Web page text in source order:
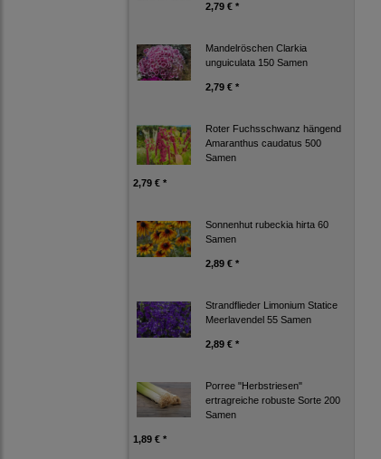
2,79 € *
Mandelröschen Clarkia
unguiculata 150 Samen
2,79 € *
Roter Fuchsschwanz hängend
Amaranthus caudatus 500
Samen
2,79 € *
Sonnenhut rubeckia hirta 60
Samen
2,89 € *
Strandflieder Limonium Statice
Meerlavendel 55 Samen
2,89 € *
Porree "Herbstriesen"
ertragreiche robuste Sorte 200
Samen
1,89 € *